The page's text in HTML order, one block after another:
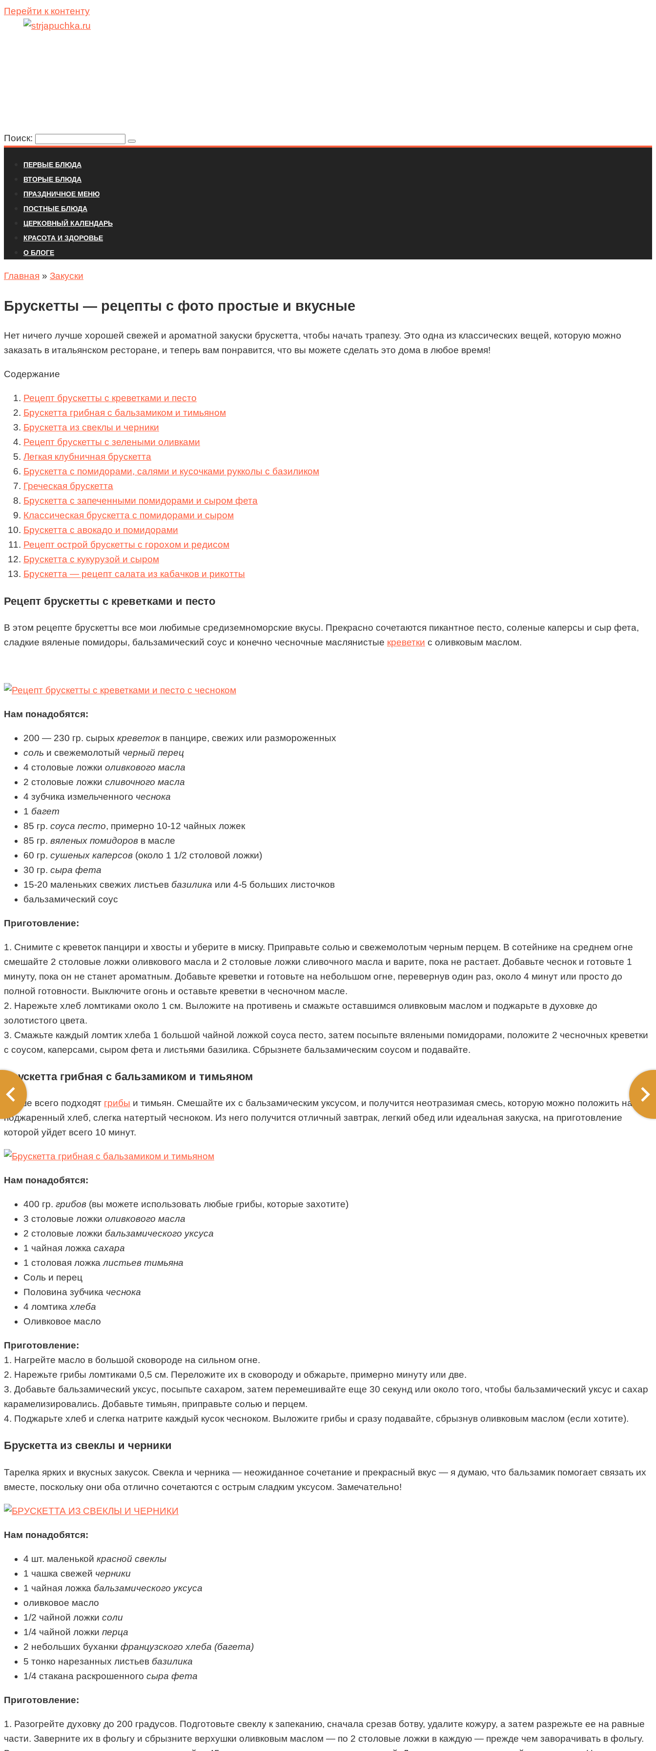
Перейти к контенту
Поиск:
ПЕРВЫЕ БЛЮДА
ВТОРЫЕ БЛЮДА
ПРАЗДНИЧНОЕ МЕНЮ
ПОСТНЫЕ БЛЮДА
ЦЕРКОВНЫЙ КАЛЕНДАРЬ
КРАСОТА И ЗДОРОВЬЕ
О БЛОГЕ
Главная » Закуски
Брускетты — рецепты с фото простые и вкусные
Нет ничего лучше хорошей свежей и ароматной закуски брускетта, чтобы начать трапезу. Это одна из классических вещей, которую можно
заказать в итальянском ресторане, и теперь вам понравится, что вы можете сделать это дома в любое время!
Содержание
Рецепт брускетты с креветками и песто
Брускетта грибная с бальзамиком и тимьяном
Брускетта из свеклы и черники
Рецепт брускетты с зелеными оливками
Легкая клубничная брускетта
Брускетта с помидорами, салями и кусочками рукколы с базиликом
Греческая брускетта
Брускетта с запеченными помидорами и сыром фета
Классическая брускетта с помидорами и сыром
Брускетта с авокадо и помидорами
Рецепт острой брускетты с горохом и редисом
Брускетта с кукурузой и сыром
Брускетта — рецепт салата из кабачков и рикотты
Рецепт брускетты с креветками и песто
В этом рецепте брускетты все мои любимые средиземноморские вкусы. Прекрасно сочетаются пикантное песто, соленые каперсы и сыр фета,
сладкие вяленые помидоры, бальзамический соус и конечно чесночные маслянистые креветки с оливковым маслом.
Нам понадобятся:
200 — 230 гр. сырых креветокв панцире, свежих или размороженных
соль и свежемолотый черный перец
4 столовые ложки оливкового масла
2 столовые ложки сливочного масла
4 зубчика измельченного чеснока
1 багет
85 гр. соуса песто, примерно 10-12 чайных ложек
85 гр. вяленых помидоров в масле
60 гр. сушеных каперсов (около 1 1/2 столовой ложки)
30 гр. сыра фета
15-20 маленьких свежих листьев базилика или 4-5 больших листочков
бальзамический соус
Приготовление:
1. Снимите с креветок панцири и хвосты и уберите в миску. Приправьте солью и свежемолотым черным перцем. В сотейнике на среднем огне
смешайте 2 столовые ложки оливкового масла и 2 столовые ложки сливочного масла и варите, пока не растает. Добавьте чеснок и готовьте 1
минуту, пока он не станет ароматным. Добавьте креветки и готовьте на небольшом огне, перевернув один раз, около 4 минут или просто до
полной готовности. Выключите огонь и оставьте креветки в чесночном масле.
2. Нарежьте хлеб ломтиками около 1 см. Выложите на противень и смажьте оставшимся оливковым маслом и поджарьте в духовке до
золотистого цвета.
3. Смажьте каждый ломтик хлеба 1 большой чайной ложкой соуса песто, затем посыпьте вялеными помидорами, положите 2 чесночных креветки
с соусом, каперсами, сыром фета и листьями базилика. Сбрызнете бальзамическим соусом и подавайте.
Брускетта грибная с бальзамиком и тимьяном
Лучше всего подходят грибы и тимьян. Смешайте их с бальзамическим уксусом, и получится неотразимая смесь, которую можно положить на
поджаренный хлеб, слегка натертый чесноком. Из него получится отличный завтрак, легкий обед или идеальная закуска, на приготовление
которой уйдет всего 10 минут.
Нам понадобятся:
400 гр. грибов (вы можете использовать любые грибы, которые захотите)
3 столовые ложки оливкового масла
2 столовые ложки бальзамического уксуса
1 чайная ложка сахара
1 столовая ложкалистьев тимьяна
Соль и перец
Половина зубчика чеснока
4 ломтика хлеба
Оливковое масло
Приготовление:
1. Нагрейте масло в большой сковороде на сильном огне.
2. Нарежьте грибы ломтиками 0,5 см. Переложите их в сковороду и обжарьте, примерно минуту или две.
3. Добавьте бальзамический уксус, посыпьте сахаром, затем перемешивайте еще 30 секунд или около того, чтобы бальзамический уксус и сахар
карамелизировались. Добавьте тимьян, приправьте солью и перцем.
4. Поджарьте хлеб и слегка натрите каждый кусок чесноком. Выложите грибы и сразу подавайте, сбрызнув оливковым маслом (если хотите).
Брускетта из свеклы и черники
Тарелка ярких и вкусных закусок. Свекла и черника — неожиданное сочетание и прекрасный вкус — я думаю, что бальзамик помогает связать их
вместе, поскольку они оба отлично сочетаются с острым сладким уксусом. Замечательно!
Нам понадобятся:
4 шт. маленькой красной свеклы
1 чашка свежей черники
1 чайная ложка бальзамического уксуса
оливковое масло
1/2 чайной ложки соли
1/4 чайной ложки перца
2 небольших буханки французского хлеба (багета)
5 тонко нарезанных листьев базилика
1/4 стакана раскрошенного сыра фета
Приготовление:
1. Разогрейте духовку до 200 градусов. Подготовьте свеклу к запеканию, сначала срезав ботву, удалите кожуру, а затем разрежьте ее на равные
части. Заверните их в фольгу и сбрызните верхушки оливковым маслом — по 2 столовые ложки в каждую — прежде чем заворачивать в фольгу.